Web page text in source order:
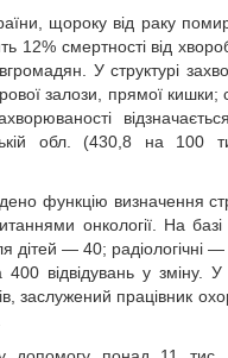
щороку від раку
12% смертності від
У структурі
залози, прямої
обл. (430,8 на 100
функцію визначення
онкології. На базі
— 40; радіологічні —
відвідувань у зміну.
заслужений працівник